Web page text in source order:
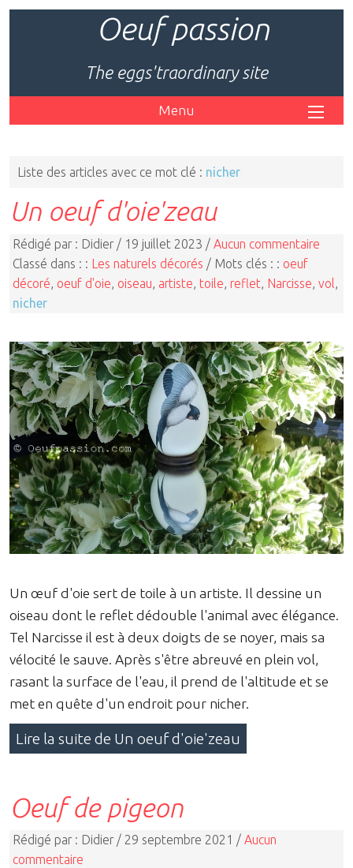
Oeuf passion
The eggs'traordinary site
Menu
Liste des articles avec ce mot clé : nicher
Un oeuf d'oie'zeau
Rédigé par : Didier / 19 juillet 2023 / Aucun commentaire
Classé dans : : Les naturels décorés / Mots clés : : oeuf
décoré oeuf d'oie oiseau artiste toile reflet Narcisse vol
nicher
Un œuf d'oie sert de toile à un artiste. Il dessine un
oiseau dont le reflet dédouble l'animal avec élégance.
Tel Narcisse il est à deux doigts de se noyer, mais sa
vélocité le sauve. Après s'être abreuvé en plein vol,
rasant la surface de l'eau, il prend de l'altitude et se
met en quête d'un endroit pour nicher.
Lire la suite de Un oeuf d'oie'zeau
Oeuf de pigeon
Rédigé par : Didier / 29 septembre 2021 / Aucun
commentaire